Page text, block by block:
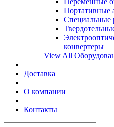
Переменные
Портативные
Специальные
конвертеры
View All
Доставка
О компании
Контакты